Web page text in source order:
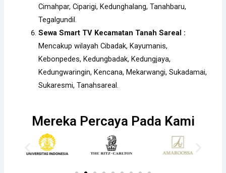
Cimahpar, Ciparigi, Kedunghalang, Tanahbaru,
Tegalgundil.
Sewa Smart TV Kecamatan Tanah Sareal :
Mencakup wilayah Cibadak, Kayumanis,
Kebonpedes, Kedungbadak, Kedungjaya,
Kedungwaringin, Kencana, Mekarwangi, Sukadamai,
Sukaresmi, Tanahsareal.
Mereka Percaya Pada Kami